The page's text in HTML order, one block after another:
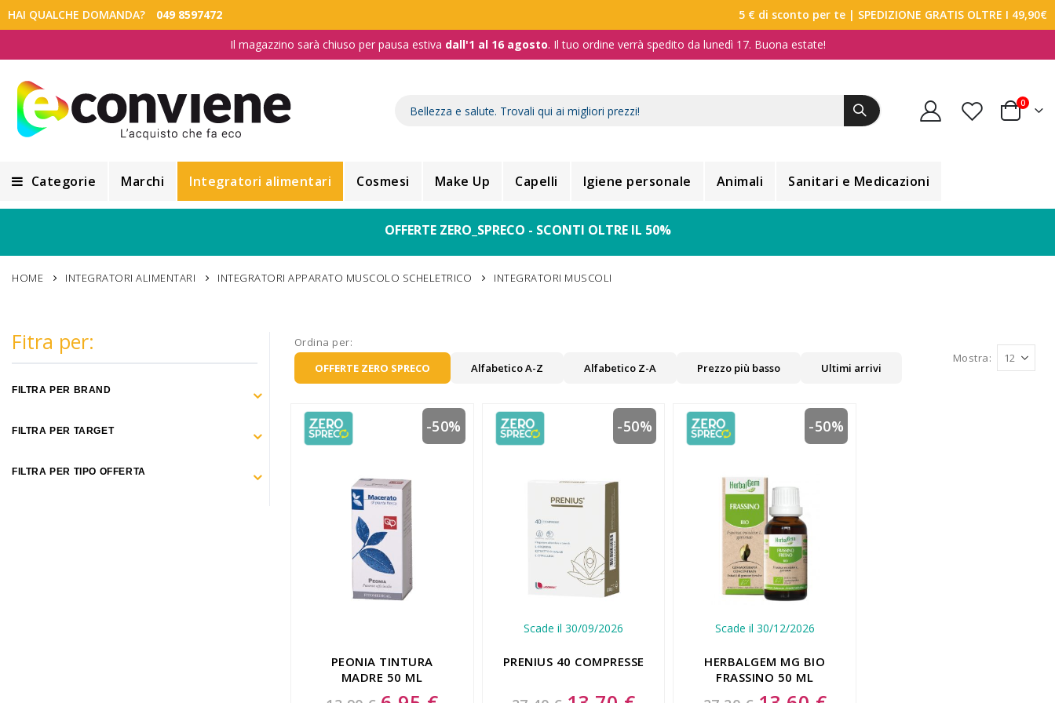
HAI QUALCHE DOMANDA? 049 8597472 5 € di sconto per te | SPEDIZIONE GRATIS OLTRE I 49,90€
Il magazzino sarà chiuso per pausa estiva dall'1 al 16 agosto. Il tuo ordine verrà spedito da lunedì 17. Buona estate!
Carrello
0
Categorie
Alimentazione e Dietetica
Make Up
Capelli
Igiene personale
Marchi Integratori alimentari Cosmesi Make Up Capelli Igiene personale Animali Sanitari e Medicazioni
OFFERTE ZERO_SPRECO - SCONTI OLTRE IL 50%
HOME INTEGRATORI ALIMENTARI INTEGRATORI APPARATO MUSCOLO SCHELETRICO INTEGRATORI MUSCOLI
Ordina per
OFFERTE ZERO SPRECO
Alfabetico A-Z Alfabetico Z-A Prezzo più basso Ultimi arrivi
Mostra
PEONIA TINTURA
MADRE 50 ML
-50%
Special
Scade il 30/09/2026
PRENIUS 40 COMPRESSE
-50%
Special
Scade il 30/12/2026
HERBALGEM MG BIO
FRASSINO 50 ML
-50%
Special
Fitra per:
FILTRA PER BRAND
FILTRA PER TARGET
FILTRA PER TIPO OFFERTA